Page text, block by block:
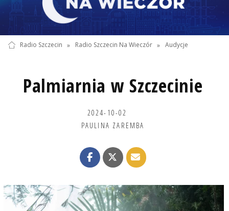
Radio Szczecin » Radio Szczecin Na Wieczór » Audycje
Palmiarnia w Szczecinie
2024-10-02
PAULINA ZAREMBA